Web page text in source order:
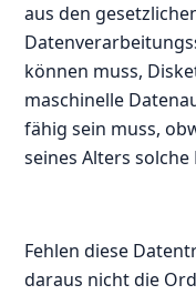
aus den
können muss,
maschinelle
fähig sein muss,
seines Alters
Fehlen diese
daraus nicht die